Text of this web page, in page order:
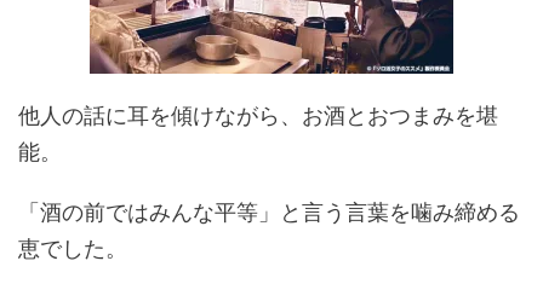
他人の話に耳を傾けながら、お酒とおつまみを堪
能。
「酒の前ではみんな平等」と言う言葉を噛み締める
恵でした。